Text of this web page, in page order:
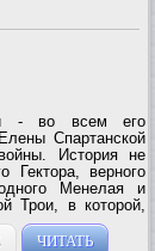
- во всем его
Спартанской
История не
Гектора, верного
Менелая и
Трои, в которой,
ЧИТАТЬ